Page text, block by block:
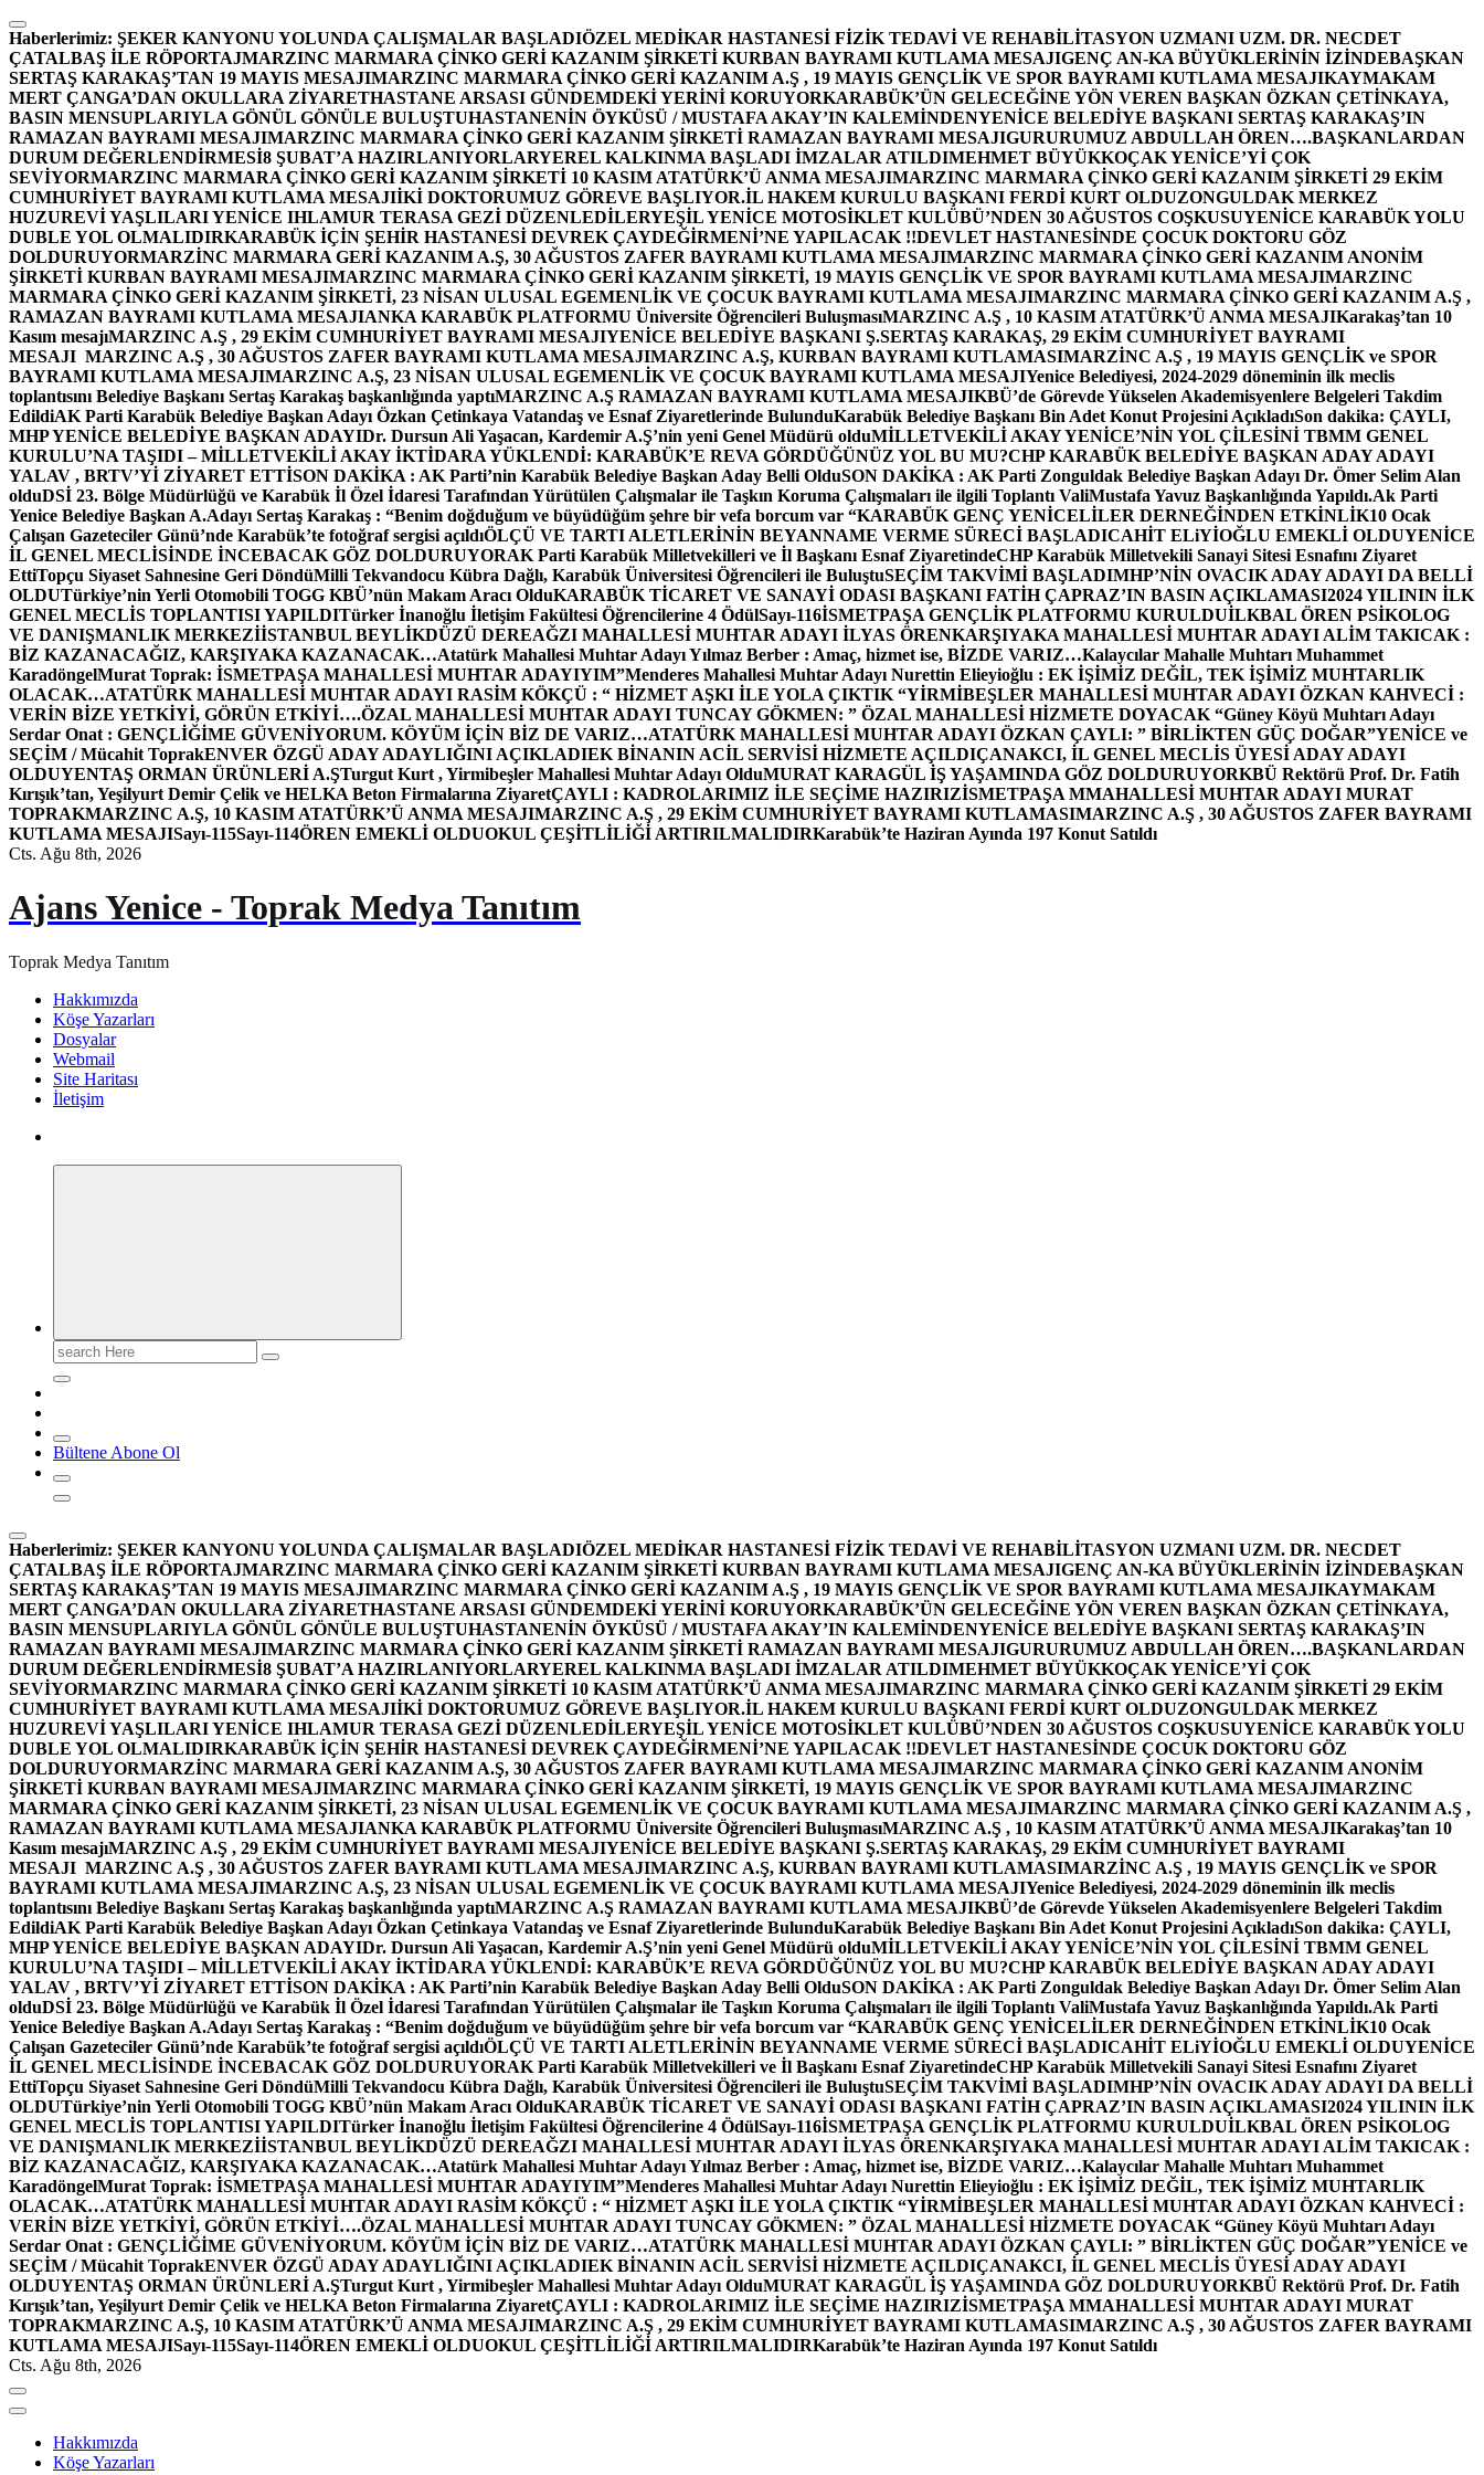
İçeriğe
atla
Haberlerimiz: ŞEKER KANYONU YOLUNDA ÇALIŞMALAR BAŞLADIÖZEL MEDİKAR HASTANESİ FİZİK TEDAVİ VE REHABİLİTASYON UZMANI UZM. DR. NECDET
ÇATALBAŞ İLE RÖPORTAJMARZINC MARMARA ÇİNKO GERİ KAZANIM ŞİRKETİ KURBAN BAYRAMI KUTLAMA MESAJIGENÇ AN-KA BÜYÜKLERİNİN İZİNDEBAŞKAN
SERTAŞ KARAKAŞ’TAN 19 MAYIS MESAJIMARZINC MARMARA ÇİNKO GERİ KAZANIM A.Ş , 19 MAYIS GENÇLİK VE SPOR BAYRAMI KUTLAMA MESAJIKAYMAKAM
MERT ÇANGA’DAN OKULLARA ZİYARETHASTANE ARSASI GÜNDEMDEKİ YERİNİ KORUYORKARABÜK’ÜN GELECEĞİNE YÖN VEREN BAŞKAN ÖZKAN ÇETİNKAYA,
BASIN MENSUPLARIYLA GÖNÜL GÖNÜLE BULUŞTUHASTANENİN ÖYKÜSÜ / MUSTAFA AKAY’IN KALEMİNDENYENİCE BELEDİYE BAŞKANI SERTAŞ KARAKAŞ’IN
RAMAZAN BAYRAMI MESAJIMARZINC MARMARA ÇİNKO GERİ KAZANIM ŞİRKETİ RAMAZAN BAYRAMI MESAJIGURURUMUZ ABDULLAH ÖREN….BAŞKANLARDAN
DURUM DEĞERLENDİRMESİ8 ŞUBAT’A HAZIRLANIYORLARYEREL KALKINMA BAŞLADI İMZALAR ATILDIMEHMET BÜYÜKKOÇAK YENİCE’Yİ ÇOK
SEVİYORMARZINC MARMARA ÇİNKO GERİ KAZANIM ŞİRKETİ 10 KASIM ATATÜRK’Ü ANMA MESAJIMARZINC MARMARA ÇİNKO GERİ KAZANIM ŞİRKETİ 29 EKİM
CUMHURİYET BAYRAMI KUTLAMA MESAJIİKİ DOKTORUMUZ GÖREVE BAŞLIYOR.İL HAKEM KURULU BAŞKANI FERDİ KURT OLDUZONGULDAK MERKEZ
HUZUREVİ YAŞLILARI YENİCE IHLAMUR TERASA GEZİ DÜZENLEDİLERYEŞİL YENİCE MOTOSİKLET KULÜBÜ’NDEN 30 AĞUSTOS COŞKUSUYENİCE KARABÜK YOLU
DUBLE YOL OLMALIDIRKARABÜK İÇİN ŞEHİR HASTANESİ DEVREK ÇAYDEĞİRMENİ’NE YAPILACAK !!DEVLET HASTANESİNDE ÇOCUK DOKTORU GÖZ
DOLDURUYORMARZİNC MARMARA GERİ KAZANIM A.Ş, 30 AĞUSTOS ZAFER BAYRAMI KUTLAMA MESAJIMARZINC MARMARA ÇİNKO GERİ KAZANIM ANONİM
ŞİRKETİ KURBAN BAYRAMI MESAJIMARZINC MARMARA ÇİNKO GERİ KAZANIM ŞİRKETİ, 19 MAYIS GENÇLİK VE SPOR BAYRAMI KUTLAMA MESAJIMARZINC
MARMARA ÇİNKO GERİ KAZANIM ŞİRKETİ, 23 NİSAN ULUSAL EGEMENLİK VE ÇOCUK BAYRAMI KUTLAMA MESAJIMARZINC MARMARA ÇİNKO GERİ KAZANIM A.Ş ,
RAMAZAN BAYRAMI KUTLAMA MESAJIANKA KARABÜK PLATFORMU Üniversite Öğrencileri BuluşmasıMARZINC A.Ş , 10 KASIM ATATÜRK’Ü ANMA MESAJIKarakaş’tan 10
Kasım mesajıMARZINC A.Ş , 29 EKİM CUMHURİYET BAYRAMI MESAJIYENİCE BELEDİYE BAŞKANI Ş.SERTAŞ KARAKAŞ, 29 EKİM CUMHURİYET BAYRAMI
MESAJI MARZINC A.Ş , 30 AĞUSTOS ZAFER BAYRAMI KUTLAMA MESAJIMARZINC A.Ş, KURBAN BAYRAMI KUTLAMASIMARZİNC A.Ş , 19 MAYIS GENÇLİK ve SPOR
BAYRAMI KUTLAMA MESAJIMARZINC A.Ş, 23 NİSAN ULUSAL EGEMENLİK VE ÇOCUK BAYRAMI KUTLAMA MESAJIYenice Belediyesi, 2024-2029 döneminin ilk meclis
toplantısını Belediye Başkanı Sertaş Karakaş başkanlığında yaptıMARZINC A.Ş RAMAZAN BAYRAMI KUTLAMA MESAJIKBÜ’de Görevde Yükselen Akademisyenlere Belgeleri Takdim
EdildiAK Parti Karabük Belediye Başkan Adayı Özkan Çetinkaya Vatandaş ve Esnaf Ziyaretlerinde BulunduKarabük Belediye Başkanı Bin Adet Konut Projesini AçıkladıSon dakika: ÇAYLI,
MHP YENİCE BELEDİYE BAŞKAN ADAYIDr. Dursun Ali Yaşacan, Kardemir A.Ş’nin yeni Genel Müdürü olduMİLLETVEKİLİ AKAY YENİCE’NİN YOL ÇİLESİNİ TBMM GENEL
KURULU’NA TAŞIDI – MİLLETVEKİLİ AKAY İKTİDARA YÜKLENDİ: KARABÜK’E REVA GÖRDÜĞÜNÜZ YOL BU MU?CHP KARABÜK BELEDİYE BAŞKAN ADAY ADAYI
YALAV , BRTV’Yİ ZİYARET ETTİSON DAKİKA : AK Parti’nin Karabük Belediye Başkan Aday Belli OlduSON DAKİKA : AK Parti Zonguldak Belediye Başkan Adayı Dr. Ömer Selim Alan
olduDSİ 23. Bölge Müdürlüğü ve Karabük İl Özel İdaresi Tarafından Yürütülen Çalışmalar ile Taşkın Koruma Çalışmaları ile ilgili Toplantı ValiMustafa Yavuz Başkanlığında Yapıldı.Ak Parti
Yenice Belediye Başkan A.Adayı Sertaş Karakaş : “Benim doğduğum ve büyüdüğüm şehre bir vefa borcum var “KARABÜK GENÇ YENİCELİLER DERNEĞİNDEN ETKİNLİK10 Ocak
Çalışan Gazeteciler Günü’nde Karabük’te fotoğraf sergisi açıldıÖLÇÜ VE TARTI ALETLERİNİN BEYANNAME VERME SÜRECİ BAŞLADICAHİT ELiYİOĞLU EMEKLİ OLDUYENİCE
İL GENEL MECLİSİNDE İNCEBACAK GÖZ DOLDURUYORAK Parti Karabük Milletvekilleri ve İl Başkanı Esnaf ZiyaretindeCHP Karabük Milletvekili Sanayi Sitesi Esnafını Ziyaret
EttiTopçu Siyaset Sahnesine Geri DöndüMilli Tekvandocu Kübra Dağlı, Karabük Üniversitesi Öğrencileri ile BuluştuSEÇİM TAKVİMİ BAŞLADIMHP’NİN OVACIK ADAY ADAYI DA BELLİ
OLDUTürkiye’nin Yerli Otomobili TOGG KBÜ’nün Makam Aracı OlduKARABÜK TİCARET VE SANAYİ ODASI BAŞKANI FATİH ÇAPRAZ’IN BASIN AÇIKLAMASI2024 YILININ İLK
GENEL MECLİS TOPLANTISI YAPILDITürker İnanoğlu İletişim Fakültesi Öğrencilerine 4 ÖdülSayı-116İSMETPAŞA GENÇLİK PLATFORMU KURULDUİLKBAL ÖREN PSİKOLOG
VE DANIŞMANLIK MERKEZİİSTANBUL BEYLİKDÜZÜ DEREAĞZI MAHALLESİ MUHTAR ADAYI İLYAS ÖRENKARŞIYAKA MAHALLESİ MUHTAR ADAYI ALİM TAKICAK :
BİZ KAZANACAĞIZ, KARŞIYAKA KAZANACAK…Atatürk Mahallesi Muhtar Adayı Yılmaz Berber : Amaç, hizmet ise, BİZDE VARIZ…Kalaycılar Mahalle Muhtarı Muhammet
KaradöngelMurat Toprak: İSMETPAŞA MAHALLESİ MUHTAR ADAYIYIM”Menderes Mahallesi Muhtar Adayı Nurettin Elieyioğlu : EK İŞİMİZ DEĞİL, TEK İŞİMİZ MUHTARLIK
OLACAK…ATATÜRK MAHALLESİ MUHTAR ADAYI RASİM KÖKÇÜ : “ HİZMET AŞKI İLE YOLA ÇIKTIK “YİRMİBEŞLER MAHALLESİ MUHTAR ADAYI ÖZKAN KAHVECİ :
VERİN BİZE YETKİYİ, GÖRÜN ETKİYİ….ÖZAL MAHALLESİ MUHTAR ADAYI TUNCAY GÖKMEN: ” ÖZAL MAHALLESİ HİZMETE DOYACAK “Güney Köyü Muhtarı Adayı
Serdar Onat : GENÇLİĞİME GÜVENİYORUM. KÖYÜM İÇİN BİZ DE VARIZ…ATATÜRK MAHALLESİ MUHTAR ADAYI ÖZKAN ÇAYLI: ” BİRLİKTEN GÜÇ DOĞAR”YENİCE ve
SEÇİM / Mücahit ToprakENVER ÖZGÜ ADAY ADAYLIĞINI AÇIKLADIEK BİNANIN ACİL SERVİSİ HİZMETE AÇILDIÇANAKCI, İL GENEL MECLİS ÜYESİ ADAY ADAYI
OLDUYENTAŞ ORMAN ÜRÜNLERİ A.ŞTurgut Kurt , Yirmibeşler Mahallesi Muhtar Adayı OlduMURAT KARAGÜL İŞ YAŞAMINDA GÖZ DOLDURUYORKBÜ Rektörü Prof. Dr. Fatih
Kırışık’tan, Yeşilyurt Demir Çelik ve HELKA Beton Firmalarına ZiyaretÇAYLI : KADROLARIMIZ İLE SEÇİME HAZIRIZİSMETPAŞA MMAHALLESİ MUHTAR ADAYI MURAT
TOPRAKMARZINC A.Ş, 10 KASIM ATATÜRK’Ü ANMA MESAJIMARZINC A.Ş , 29 EKİM CUMHURİYET BAYRAMI KUTLAMASIMARZINC A.Ş , 30 AĞUSTOS ZAFER BAYRAMI
KUTLAMA MESAJISayı-115Sayı-114ÖREN EMEKLİ OLDUOKUL ÇEŞİTLİLİĞİ ARTIRILMALIDIRKarabük’te Haziran Ayında 197 Konut Satıldı
Cts. Ağu 8th, 2026
Ajans Yenice - Toprak Medya Tanıtım
Toprak Medya Tanıtım
Hakkımızda
Köşe Yazarları
Dosyalar
Webmail
Site Haritası
İletişim
Search
for:
Bültene Abone Ol
Haberlerimiz: ŞEKER KANYONU YOLUNDA ÇALIŞMALAR BAŞLADIÖZEL MEDİKAR HASTANESİ FİZİK TEDAVİ VE REHABİLİTASYON UZMANI UZM. DR. NECDET
ÇATALBAŞ İLE RÖPORTAJMARZINC MARMARA ÇİNKO GERİ KAZANIM ŞİRKETİ KURBAN BAYRAMI KUTLAMA MESAJIGENÇ AN-KA BÜYÜKLERİNİN İZİNDEBAŞKAN
SERTAŞ KARAKAŞ’TAN 19 MAYIS MESAJIMARZINC MARMARA ÇİNKO GERİ KAZANIM A.Ş , 19 MAYIS GENÇLİK VE SPOR BAYRAMI KUTLAMA MESAJIKAYMAKAM
MERT ÇANGA’DAN OKULLARA ZİYARETHASTANE ARSASI GÜNDEMDEKİ YERİNİ KORUYORKARABÜK’ÜN GELECEĞİNE YÖN VEREN BAŞKAN ÖZKAN ÇETİNKAYA,
BASIN MENSUPLARIYLA GÖNÜL GÖNÜLE BULUŞTUHASTANENİN ÖYKÜSÜ / MUSTAFA AKAY’IN KALEMİNDENYENİCE BELEDİYE BAŞKANI SERTAŞ KARAKAŞ’IN
RAMAZAN BAYRAMI MESAJIMARZINC MARMARA ÇİNKO GERİ KAZANIM ŞİRKETİ RAMAZAN BAYRAMI MESAJIGURURUMUZ ABDULLAH ÖREN….BAŞKANLARDAN
DURUM DEĞERLENDİRMESİ8 ŞUBAT’A HAZIRLANIYORLARYEREL KALKINMA BAŞLADI İMZALAR ATILDIMEHMET BÜYÜKKOÇAK YENİCE’Yİ ÇOK
SEVİYORMARZINC MARMARA ÇİNKO GERİ KAZANIM ŞİRKETİ 10 KASIM ATATÜRK’Ü ANMA MESAJIMARZINC MARMARA ÇİNKO GERİ KAZANIM ŞİRKETİ 29 EKİM
CUMHURİYET BAYRAMI KUTLAMA MESAJIİKİ DOKTORUMUZ GÖREVE BAŞLIYOR.İL HAKEM KURULU BAŞKANI FERDİ KURT OLDUZONGULDAK MERKEZ
HUZUREVİ YAŞLILARI YENİCE IHLAMUR TERASA GEZİ DÜZENLEDİLERYEŞİL YENİCE MOTOSİKLET KULÜBÜ’NDEN 30 AĞUSTOS COŞKUSUYENİCE KARABÜK YOLU
DUBLE YOL OLMALIDIRKARABÜK İÇİN ŞEHİR HASTANESİ DEVREK ÇAYDEĞİRMENİ’NE YAPILACAK !!DEVLET HASTANESİNDE ÇOCUK DOKTORU GÖZ
DOLDURUYORMARZİNC MARMARA GERİ KAZANIM A.Ş, 30 AĞUSTOS ZAFER BAYRAMI KUTLAMA MESAJIMARZINC MARMARA ÇİNKO GERİ KAZANIM ANONİM
ŞİRKETİ KURBAN BAYRAMI MESAJIMARZINC MARMARA ÇİNKO GERİ KAZANIM ŞİRKETİ, 19 MAYIS GENÇLİK VE SPOR BAYRAMI KUTLAMA MESAJIMARZINC
MARMARA ÇİNKO GERİ KAZANIM ŞİRKETİ, 23 NİSAN ULUSAL EGEMENLİK VE ÇOCUK BAYRAMI KUTLAMA MESAJIMARZINC MARMARA ÇİNKO GERİ KAZANIM A.Ş ,
RAMAZAN BAYRAMI KUTLAMA MESAJIANKA KARABÜK PLATFORMU Üniversite Öğrencileri BuluşmasıMARZINC A.Ş , 10 KASIM ATATÜRK’Ü ANMA MESAJIKarakaş’tan 10
Kasım mesajıMARZINC A.Ş , 29 EKİM CUMHURİYET BAYRAMI MESAJIYENİCE BELEDİYE BAŞKANI Ş.SERTAŞ KARAKAŞ, 29 EKİM CUMHURİYET BAYRAMI
MESAJI MARZINC A.Ş , 30 AĞUSTOS ZAFER BAYRAMI KUTLAMA MESAJIMARZINC A.Ş, KURBAN BAYRAMI KUTLAMASIMARZİNC A.Ş , 19 MAYIS GENÇLİK ve SPOR
BAYRAMI KUTLAMA MESAJIMARZINC A.Ş, 23 NİSAN ULUSAL EGEMENLİK VE ÇOCUK BAYRAMI KUTLAMA MESAJIYenice Belediyesi, 2024-2029 döneminin ilk meclis
toplantısını Belediye Başkanı Sertaş Karakaş başkanlığında yaptıMARZINC A.Ş RAMAZAN BAYRAMI KUTLAMA MESAJIKBÜ’de Görevde Yükselen Akademisyenlere Belgeleri Takdim
EdildiAK Parti Karabük Belediye Başkan Adayı Özkan Çetinkaya Vatandaş ve Esnaf Ziyaretlerinde BulunduKarabük Belediye Başkanı Bin Adet Konut Projesini AçıkladıSon dakika: ÇAYLI,
MHP YENİCE BELEDİYE BAŞKAN ADAYIDr. Dursun Ali Yaşacan, Kardemir A.Ş’nin yeni Genel Müdürü olduMİLLETVEKİLİ AKAY YENİCE’NİN YOL ÇİLESİNİ TBMM GENEL
KURULU’NA TAŞIDI – MİLLETVEKİLİ AKAY İKTİDARA YÜKLENDİ: KARABÜK’E REVA GÖRDÜĞÜNÜZ YOL BU MU?CHP KARABÜK BELEDİYE BAŞKAN ADAY ADAYI
YALAV , BRTV’Yİ ZİYARET ETTİSON DAKİKA : AK Parti’nin Karabük Belediye Başkan Aday Belli OlduSON DAKİKA : AK Parti Zonguldak Belediye Başkan Adayı Dr. Ömer Selim Alan
olduDSİ 23. Bölge Müdürlüğü ve Karabük İl Özel İdaresi Tarafından Yürütülen Çalışmalar ile Taşkın Koruma Çalışmaları ile ilgili Toplantı ValiMustafa Yavuz Başkanlığında Yapıldı.Ak Parti
Yenice Belediye Başkan A.Adayı Sertaş Karakaş : “Benim doğduğum ve büyüdüğüm şehre bir vefa borcum var “KARABÜK GENÇ YENİCELİLER DERNEĞİNDEN ETKİNLİK10 Ocak
Çalışan Gazeteciler Günü’nde Karabük’te fotoğraf sergisi açıldıÖLÇÜ VE TARTI ALETLERİNİN BEYANNAME VERME SÜRECİ BAŞLADICAHİT ELiYİOĞLU EMEKLİ OLDUYENİCE
İL GENEL MECLİSİNDE İNCEBACAK GÖZ DOLDURUYORAK Parti Karabük Milletvekilleri ve İl Başkanı Esnaf ZiyaretindeCHP Karabük Milletvekili Sanayi Sitesi Esnafını Ziyaret
EttiTopçu Siyaset Sahnesine Geri DöndüMilli Tekvandocu Kübra Dağlı, Karabük Üniversitesi Öğrencileri ile BuluştuSEÇİM TAKVİMİ BAŞLADIMHP’NİN OVACIK ADAY ADAYI DA BELLİ
OLDUTürkiye’nin Yerli Otomobili TOGG KBÜ’nün Makam Aracı OlduKARABÜK TİCARET VE SANAYİ ODASI BAŞKANI FATİH ÇAPRAZ’IN BASIN AÇIKLAMASI2024 YILININ İLK
GENEL MECLİS TOPLANTISI YAPILDITürker İnanoğlu İletişim Fakültesi Öğrencilerine 4 ÖdülSayı-116İSMETPAŞA GENÇLİK PLATFORMU KURULDUİLKBAL ÖREN PSİKOLOG
VE DANIŞMANLIK MERKEZİİSTANBUL BEYLİKDÜZÜ DEREAĞZI MAHALLESİ MUHTAR ADAYI İLYAS ÖRENKARŞIYAKA MAHALLESİ MUHTAR ADAYI ALİM TAKICAK :
BİZ KAZANACAĞIZ, KARŞIYAKA KAZANACAK…Atatürk Mahallesi Muhtar Adayı Yılmaz Berber : Amaç, hizmet ise, BİZDE VARIZ…Kalaycılar Mahalle Muhtarı Muhammet
KaradöngelMurat Toprak: İSMETPAŞA MAHALLESİ MUHTAR ADAYIYIM”Menderes Mahallesi Muhtar Adayı Nurettin Elieyioğlu : EK İŞİMİZ DEĞİL, TEK İŞİMİZ MUHTARLIK
OLACAK…ATATÜRK MAHALLESİ MUHTAR ADAYI RASİM KÖKÇÜ : “ HİZMET AŞKI İLE YOLA ÇIKTIK “YİRMİBEŞLER MAHALLESİ MUHTAR ADAYI ÖZKAN KAHVECİ :
VERİN BİZE YETKİYİ, GÖRÜN ETKİYİ….ÖZAL MAHALLESİ MUHTAR ADAYI TUNCAY GÖKMEN: ” ÖZAL MAHALLESİ HİZMETE DOYACAK “Güney Köyü Muhtarı Adayı
Serdar Onat : GENÇLİĞİME GÜVENİYORUM. KÖYÜM İÇİN BİZ DE VARIZ…ATATÜRK MAHALLESİ MUHTAR ADAYI ÖZKAN ÇAYLI: ” BİRLİKTEN GÜÇ DOĞAR”YENİCE ve
SEÇİM / Mücahit ToprakENVER ÖZGÜ ADAY ADAYLIĞINI AÇIKLADIEK BİNANIN ACİL SERVİSİ HİZMETE AÇILDIÇANAKCI, İL GENEL MECLİS ÜYESİ ADAY ADAYI
OLDUYENTAŞ ORMAN ÜRÜNLERİ A.ŞTurgut Kurt , Yirmibeşler Mahallesi Muhtar Adayı OlduMURAT KARAGÜL İŞ YAŞAMINDA GÖZ DOLDURUYORKBÜ Rektörü Prof. Dr. Fatih
Kırışık’tan, Yeşilyurt Demir Çelik ve HELKA Beton Firmalarına ZiyaretÇAYLI : KADROLARIMIZ İLE SEÇİME HAZIRIZİSMETPAŞA MMAHALLESİ MUHTAR ADAYI MURAT
TOPRAKMARZINC A.Ş, 10 KASIM ATATÜRK’Ü ANMA MESAJIMARZINC A.Ş , 29 EKİM CUMHURİYET BAYRAMI KUTLAMASIMARZINC A.Ş , 30 AĞUSTOS ZAFER BAYRAMI
KUTLAMA MESAJISayı-115Sayı-114ÖREN EMEKLİ OLDUOKUL ÇEŞİTLİLİĞİ ARTIRILMALIDIRKarabük’te Haziran Ayında 197 Konut Satıldı
Cts. Ağu 8th, 2026
Hakkımızda
Köşe Yazarları